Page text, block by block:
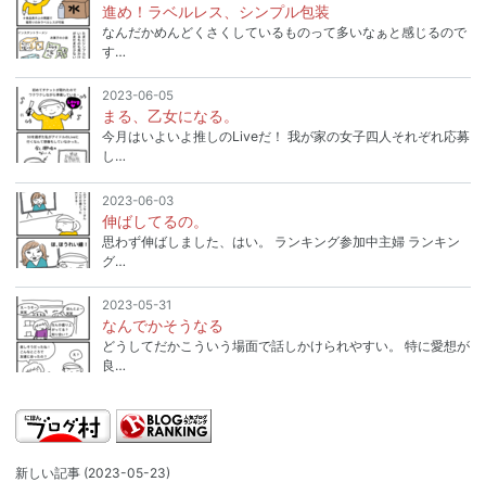
進め！ラベルレス、シンプル包装
なんだかめんどくさくしているものって多いなぁと感じるので
す…
2023-06-05
まる、乙女になる。
今月はいよいよ推しのLiveだ！ 我が家の女子四人それぞれ応募
し…
2023-06-03
伸ばしてるの。
思わず伸ばしました、はい。 ランキング参加中主婦 ランキン
グ…
2023-05-31
なんでかそうなる
どうしてだかこういう場面で話しかけられやすい。 特に愛想が
良…
新しい記事 (2023-05-23)